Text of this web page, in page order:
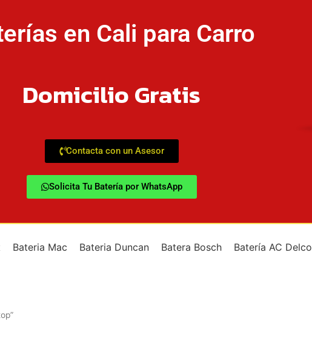
en Cali para Carro
Domicilio Gratis
Contacta con un Asesor
Solicita Tu Batería por WhatsApp
Bateria Mac Bateria Duncan Batera Bosch Batería AC Delco